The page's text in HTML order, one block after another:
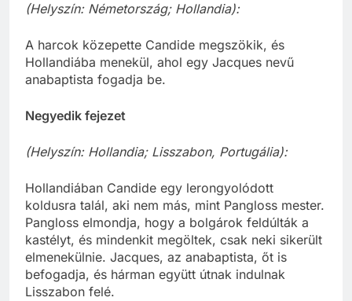
(Helyszín: Németország; Hollandia):
A harcok közepette Candide megszökik, és
Hollandiába menekül, ahol egy Jacques nevű
anabaptista fogadja be.
Negyedik fejezet
(Helyszín: Hollandia; Lisszabon, Portugália):
Hollandiában Candide egy lerongyolódott
koldusra talál, aki nem más, mint Pangloss mester.
Pangloss elmondja, hogy a bolgárok feldúlták a
kastélyt, és mindenkit megöltek, csak neki sikerült
elmenekülnie. Jacques, az anabaptista, őt is
befogadja, és hárman együtt útnak indulnak
Lisszabon felé.